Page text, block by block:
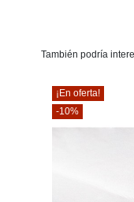
También podría
¡En oferta!
-10%